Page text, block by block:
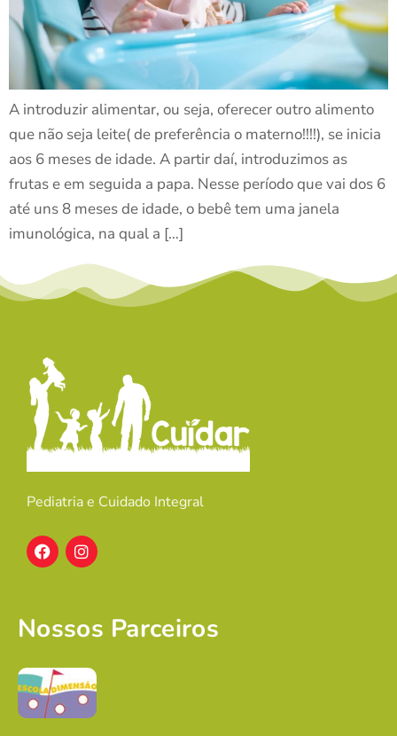
A introduzir alimentar, ou seja, oferecer outro alimento
que não seja leite( de preferência o materno!!!!), se inicia
aos 6 meses de idade. A partir daí, introduzimos as
frutas e em seguida a papa. Nesse período que vai dos 6
até uns 8 meses de idade, o bebê tem uma janela
imunológica, na qual a […]
Pediatria e Cuidado Integral
Nossos Parceiros